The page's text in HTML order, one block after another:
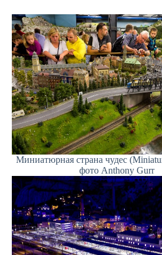
Миниатюрная страна чудес
фото Anthony Gurr